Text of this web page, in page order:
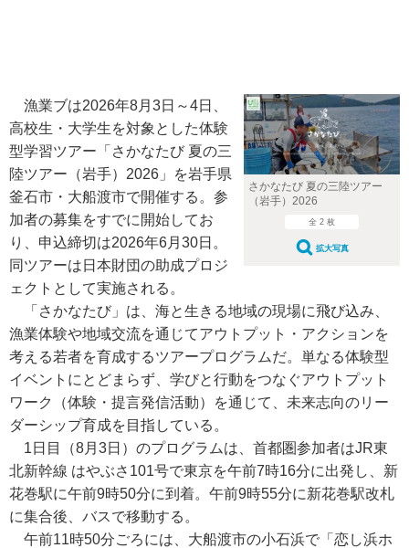
さかなたび 夏の三陸ツアー
（岩手）2026
全 2 枚
拡大写真
漁業ブは2026年8月3日～4日、
高校生・大学生を対象とした体験
型学習ツアー「さかなたび 夏の三
陸ツアー（岩手）2026」を岩手県
釜石市・大船渡市で開催する。参
加者の募集をすでに開始してお
り、申込締切は2026年6月30日。
同ツアーは日本財団の助成プロジ
ェクトとして実施される。
「さかなたび」は、海と生きる地域の現場に飛び込み、
漁業体験や地域交流を通じてアウトプット・アクションを
考える若者を育成するツアープログラムだ。単なる体験型
イベントにとどまらず、学びと行動をつなぐアウトプット
ワーク（体験・提言発信活動）を通じて、未来志向のリー
ダーシップ育成を目指している。
1日目（8月3日）のプログラムは、首都圏参加者はJR東
北新幹線 はやぶさ101号で東京を午前7時16分に出発し、新
花巻駅に午前9時50分に到着。午前9時55分に新花巻駅改札
に集合後、バスで移動する。
午前11時50分ごろには、大船渡市の小石浜で「恋し浜ホ